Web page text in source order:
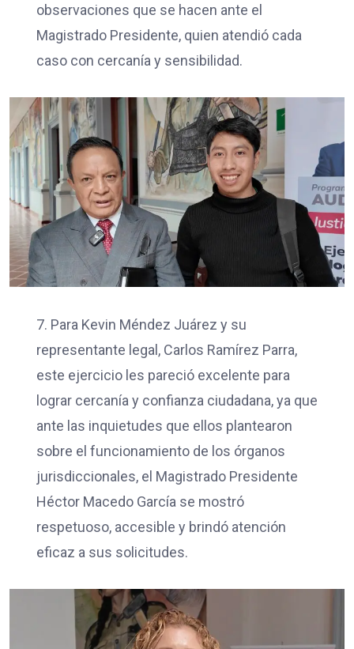
observaciones que se hacen ante el
Magistrado Presidente, quien atendió cada
caso con cercanía y sensibilidad.
7. Para Kevin Méndez Juárez y su
representante legal, Carlos Ramírez Parra,
este ejercicio les pareció excelente para
lograr cercanía y confianza ciudadana, ya que
ante las inquietudes que ellos plantearon
sobre el funcionamiento de los órganos
jurisdiccionales, el Magistrado Presidente
Héctor Macedo García se mostró
respetuoso, accesible y brindó atención
eficaz a sus solicitudes.